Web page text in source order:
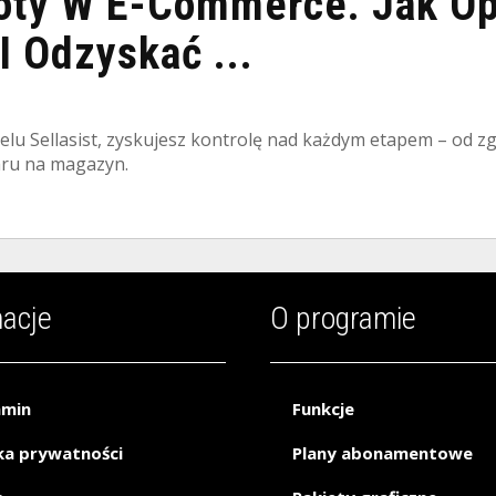
Odzyskać ...
Sellasist, zyskujesz kontrolę nad każdym etapem – od
na magazyn.
prywatności
O programie
Funkcje
Plany abonamentowe